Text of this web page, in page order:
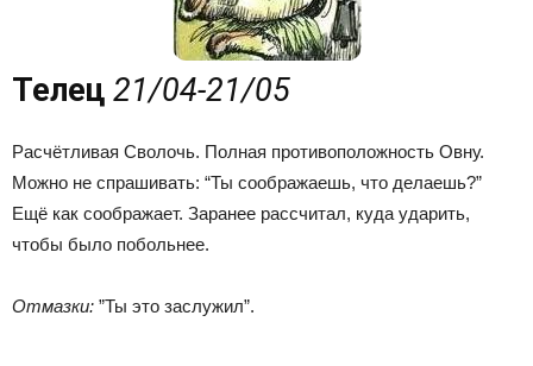
Телец 21/04-21/05
Расчётливая Сволочь. Полная противоположность Овну.
Можно не спрашивать: “Ты соображаешь, что делаешь?”
Ещё как соображает. Заранее рассчитал, куда ударить,
чтобы было побольнее.
Отмазки: ”Ты это заслужил”.